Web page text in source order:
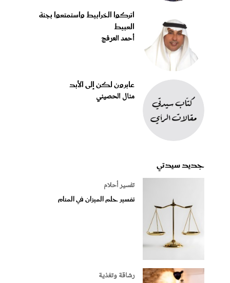
اتركوا الخرابيط واستمتعوا بجنة
العبيط
أحمد العرفج
عابرون لكن إلى الأبد
منال الحصيني
جديد سيدتي
تفسير أحلام
تفسير حلم الميزان في المنام
رشاقة وتغذية